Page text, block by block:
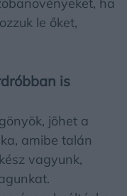
le őket,
is
jöhet a
amibe talán
vagyunk,